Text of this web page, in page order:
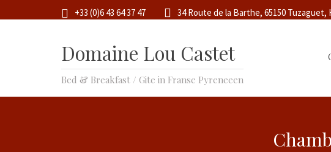
+33 (0)6 43 64 37 47 34 Route de la Barthe, 65150
Domaine Lou Castet
Bed & Breakfast / Gite in Franse Pyreneeen